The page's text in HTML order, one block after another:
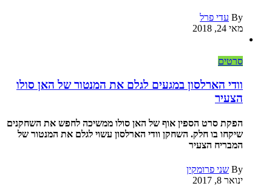
By עדי פרל
מאי 24, 2018
סרטים
וודי הארלסון במגעים לגלם את המנטור של האן סולו
הצעיר
הפקת סרט הספין אוף של האן סולו ממשיכה לחפש את השחקנים
שיקחו בו חלק. השחקן וודי הארלסון עשוי לגלם את המנטור של
המבריח הצעיר
By שני פרומקין
ינואר 8, 2017